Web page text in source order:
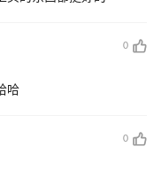
0
哈
0